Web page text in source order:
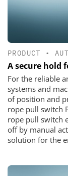
PRODUCT •
A secure hold
For the reliable
systems and
of position and
rope pull switch
rope pull switch
off by manual
solution for the